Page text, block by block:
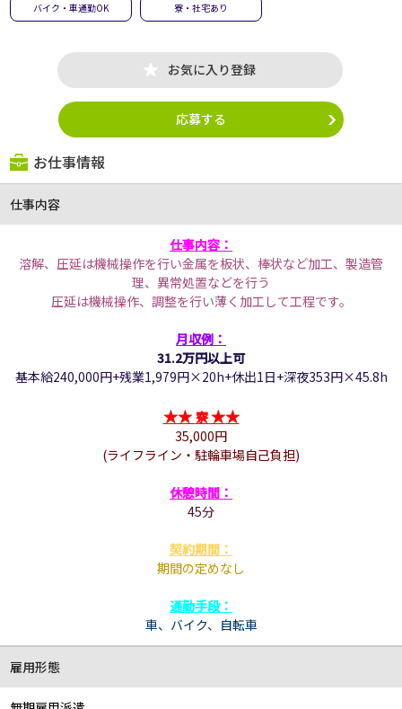
バイク・車通勤OK 寮・社宅あり
お気に入り登録
応募する
お仕事情報
仕事内容
仕事内容：
溶解、圧延は機械操作を行い金属を板状、棒状など加工、製造管
理、異常処置などを行う
圧延は機械操作、調整を行い薄く加工して工程です。
月収例：
31.2万円以上可
基本給240,000円+残業1,979円×20h+休出1日+深夜353円×45.8h
★★ 寮★★
35,000円
(ライフライン・駐輪車場自己負担)
休憩時間：
45分
契約期間：
期間の定めなし
通勤手段：
車、バイク、自転車
雇用形態